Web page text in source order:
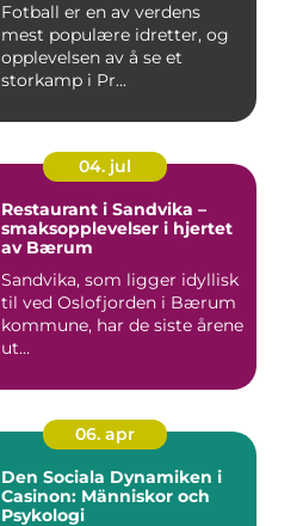
Fotball er en av verdens
mest populære idretter, og
opplevelsen av å se et
storkamp i Pr...
04. jul
Restaurant i Sandvika –
smaksopplevelser i hjertet
av Bærum
Sandvika, som ligger idyllisk
til ved Oslofjorden i Bærum
kommune, har de siste årene
ut...
06. apr
Den Sociala Dynamiken i
Casinon: Människor och
Psykologi